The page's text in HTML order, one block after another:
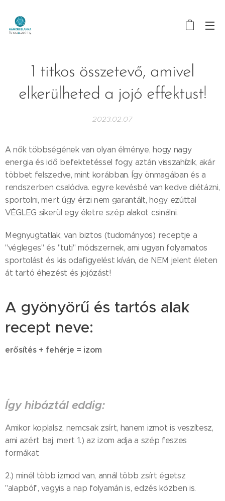
1 titkos összetevő, amivel
elkerülheted a jojó effektust!
2023.02.07
A nők többségének van olyan élménye, hogy nagy
energia és idő befektetéssel fogy, aztán visszahízik, akár
többet felszedve, mint korábban. Így önmagában és a
rendszerben csalódva. egyre kevésbé van kedve diétázni,
sportolni, mert úgy érzi nem garantált, hogy ezúttal
VÉGLEG sikerül egy életre szép alakot csinálni.
Megnyugtatlak, van biztos (tudományos) receptje a
"végleges" és "tuti" módszernek, ami ugyan folyamatos
sportolást és kis odafigyelést kíván, de NEM jelent életen
át tartó éhezést és jojózást!
A gyönyörű és tartós alak
recept neve:
erősítés + fehérje = izom
Így hibáztál eddig:
Amikor koplalsz, nemcsak zsírt, hanem izmot is veszítesz,
ami azért baj, mert 1.) az izom adja a szép feszes
formákat
2.) minél több izmod van, annál több zsírt égetsz
"alapból", vagyis a nap folyamán is, edzés közben is.